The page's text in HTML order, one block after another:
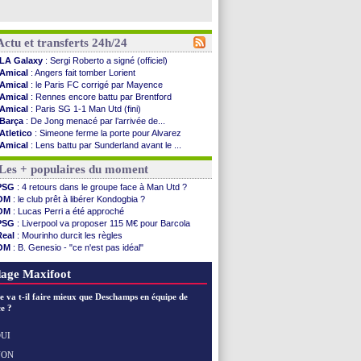
et transferts 24h/24
LA Galaxy : Sergi Roberto a signé (officiel)
Amical : Angers fait tomber Lorient
Amical : le Paris FC corrigé par Mayence
Amical : Rennes encore battu par Brentford
Amical : Paris SG 1-1 Man Utd (fini)
Barça : De Jong menacé par l’arrivée de...
Atletico : Simeone ferme la porte pour Alvarez
Amical : Lens battu par Sunderland avant le ...
Nottingham: O. Diomande arrive pour 40 M€
Amical : Strasbourg s'incline encore
Amical: Lille s'impose à Hambourg
Lens : Ganiou prolongé jusqu'en 2030 (officiel)
OM : le PSG, les précisions de Benatia
: Paris SG-Man Utd, les compos
Amical: Chelsea corrige l'AC Milan
Argentine: Messi perd son papa
Amical: l'Inter s'offre la Juventus
Monaco: Camara a la cote en Angleterre
OM : la piste Goore en attaque
PSG
Arsenal
+ populaires du moment
: 4 retours dans le groupe face à Man Utd ?
: le club prêt à libérer Kondogbia ?
: Lucas Perri a été approché
: Liverpool va proposer 115 M€ pour Barcola
: Mourinho durcit les règles
: B. Genesio - "ce n'est pas idéal"
: prison avec sursis requis contre un arbitre
Maxifoot
va t-il faire mieux que Deschamps en équipe de
?